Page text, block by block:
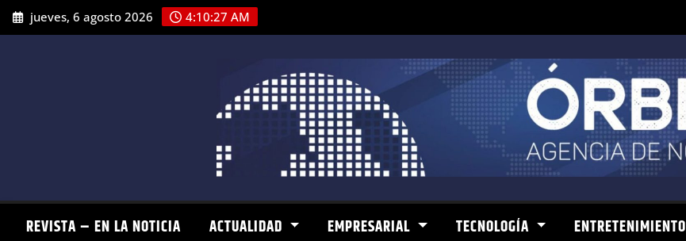
Saltar
al
jueves, 6 agosto 2026 4:10:28 AM
REVISTA – EN LA NOTICIA ACTUALIDAD EMPRESARIAL TECNOLOGÍA ENTRETENIMIENTO